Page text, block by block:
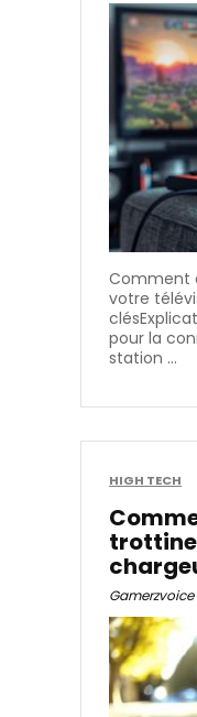
Comment
votre
pour la
station ...
HIGH TECH
Gamerzvoice